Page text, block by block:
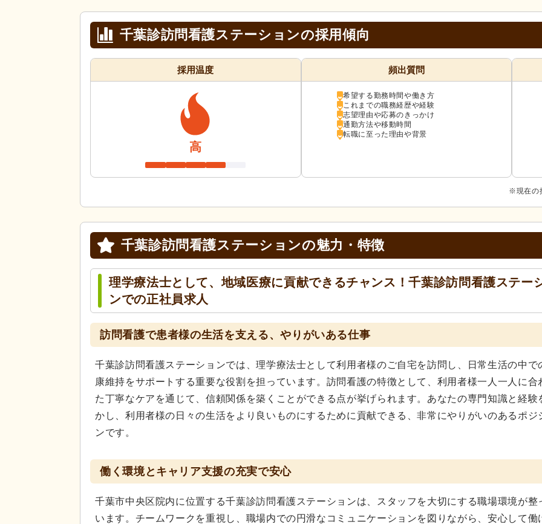
千葉診訪問看護ステーションの採用傾向
採用温度
高
頻出質問
希望する勤務時間や働き方
これまでの職務経歴や経験
志望理由や応募のきっかけ
通勤方法や移動時間
転職に至った理由や背景
※現在の
千葉診訪問看護ステーションの魅力・特徴
理学療法士として、地域医療に貢献できるチャンス！千葉診訪問看護ステー
ンでの正社員求人
訪問看護で患者様の生活を支える、やりがいある仕事
千葉診訪問看護ステーションでは、理学療法士として利用者様のご自宅を訪問し、日常生活の中で
康維持をサポートする重要な役割を担っています。訪問看護の特徴として、利用者様一人一人に合
た丁寧なケアを通じて、信頼関係を築くことができる点が挙げられます。あなたの専門知識と経験
かし、利用者様の日々の生活をより良いものにするために貢献できる、非常にやりがいのあるポジ
ンです。
働く環境とキャリア支援の充実で安心
千葉市中央区院内に位置する千葉診訪問看護ステーションは、スタッフを大切にする職場環境が整
います。チームワークを重視し、職場内での円滑なコミュニケーションを図りながら、安心して働